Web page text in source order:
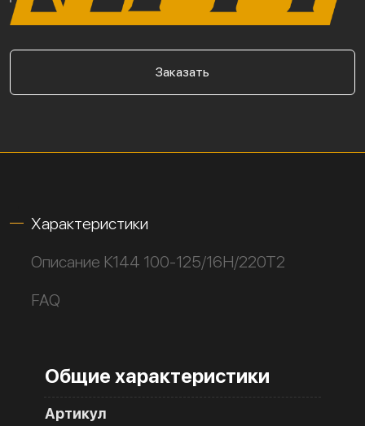
Заказать
Характеристики
Описание К144 100-125/16Н/220Т2
FAQ
Общие характеристики
Артикул